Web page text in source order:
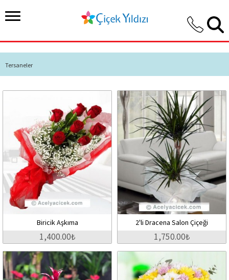
Tersaneler
Biricik Aşkıma
1,400.00₺
2'li Dracena Salon Çiçeği
1,750.00₺